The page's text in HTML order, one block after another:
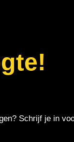
Schrijf je in